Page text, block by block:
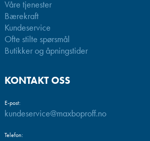
Våre tjenester
Bærekraft
Kundeservice
Ofte stilte spørsmål
Butikker og åpningstider
KONTAKT OSS
E-post:
kundeservice@maxboproff.no
Telefon: